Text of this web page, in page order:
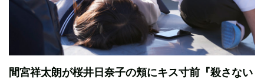
間宮祥太朗が桜井日奈子の頬にキス寸前『殺さない